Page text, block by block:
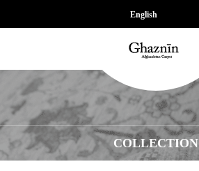
English
COLLECTION